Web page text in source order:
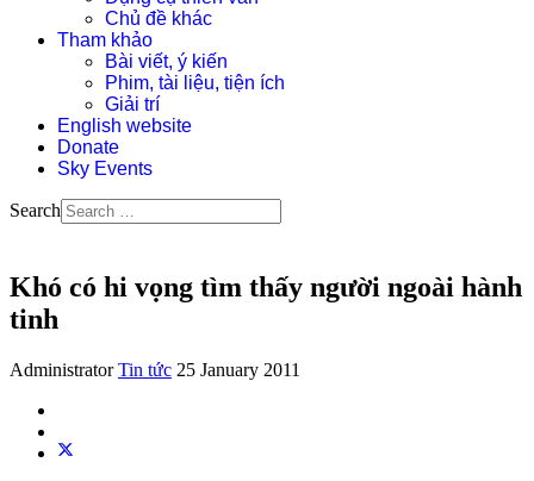
Chủ đề khác
Tham khảo
Bài viết, ý kiến
Phim, tài liệu, tiện ích
Giải trí
English website
Donate
Sky Events
Search
Khó có hi vọng tìm thấy người ngoài hành
tinh
Administrator Tin tức 25 January 2011